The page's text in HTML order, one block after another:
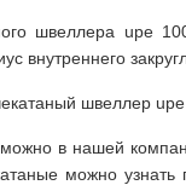
швеллера upe
внутреннего
швеллер
в нашей
можно